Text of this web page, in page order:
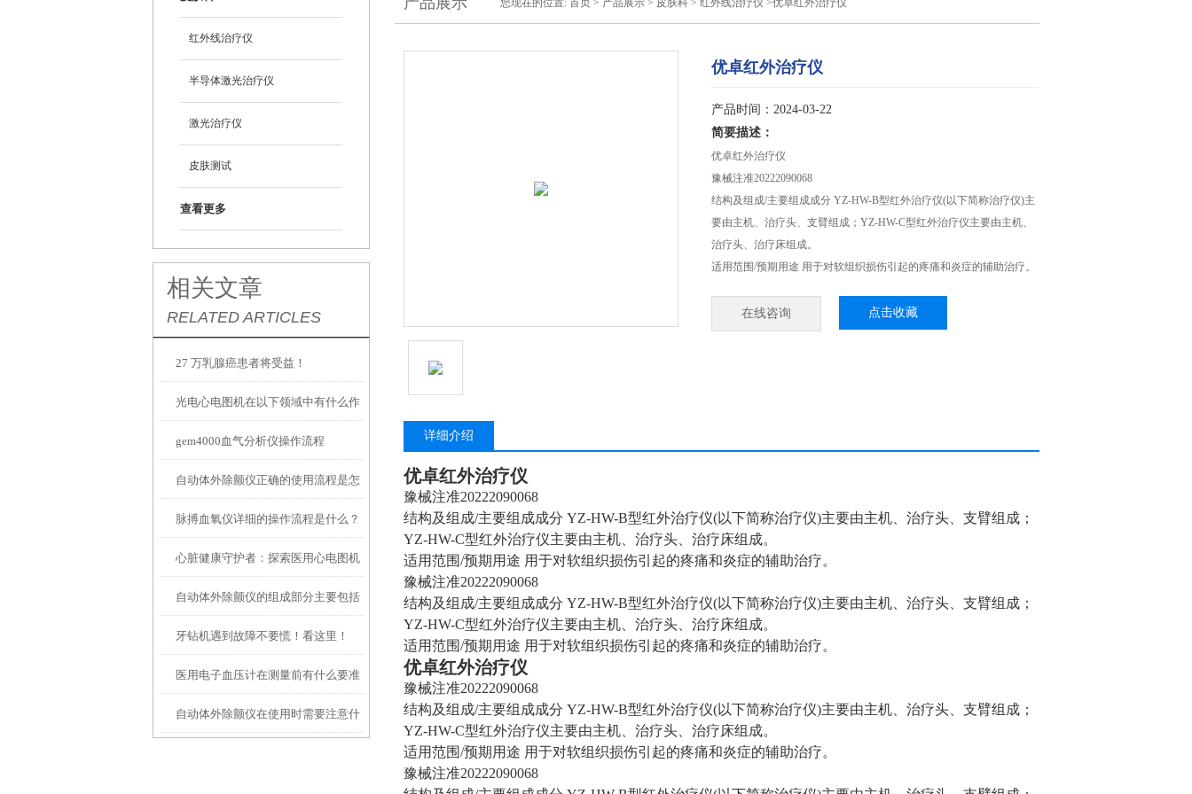
红外线治疗仪
半导体激光治疗仪
激光治疗仪
皮肤测试
查看更多
相关文章
RELATED ARTICLES
27 万乳腺癌患者将受益！
光电心电图机在以下领域中有什么作
用？
gem4000血气分析仪操作流程
自动体外除颤仪正确的使用流程是怎
样的
脉搏血氧仪详细的操作流程是什么？
心脏健康守护者：探索医用心电图机
的神奇原理
自动体外除颤仪的组成部分主要包括
以下几方面
牙钻机遇到故障不要慌！看这里！
医用电子血压计在测量前有什么要准
备的呢？
自动体外除颤仪在使用时需要注意什
您现在的位置: 首页 > 产品展示 > 皮肤科 > 红外线治疗仪 >优卓红外治疗仪
优卓红外治疗仪
产品时间：2024-03-22
简要描述：
优卓红外治疗仪
豫械注准20222090068
结构及组成/主要组成成分 YZ-HW-B型红外治疗仪(以下简称治疗仪)主
要由主机、治疗头、支臂组成；YZ-HW-C型红外治疗仪主要由主机、
治疗头、治疗床组成。
适用范围/预期用途 用于对软组织损伤引起的疼痛和炎症的辅助治疗。
在线咨询 点击收藏
详细介绍
优卓红外治疗仪
豫械注准20222090068
结构及组成/主要组成成分 YZ-HW-B型红外治疗仪(以下简称治疗仪)主要由主机、治疗头、支臂组成；
YZ-HW-C型红外治疗仪主要由主机、治疗头、治疗床组成。
适用范围/预期用途 用于对软组织损伤引起的疼痛和炎症的辅助治疗。
豫械注准20222090068
结构及组成/主要组成成分 YZ-HW-B型红外治疗仪(以下简称治疗仪)主要由主机、治疗头、支臂组成；
YZ-HW-C型红外治疗仪主要由主机、治疗头、治疗床组成。
适用范围/预期用途 用于对软组织损伤引起的疼痛和炎症的辅助治疗。
优卓红外治疗仪
豫械注准20222090068
结构及组成/主要组成成分 YZ-HW-B型红外治疗仪(以下简称治疗仪)主要由主机、治疗头、支臂组成；
YZ-HW-C型红外治疗仪主要由主机、治疗头、治疗床组成。
适用范围/预期用途 用于对软组织损伤引起的疼痛和炎症的辅助治疗。
豫械注准20222090068